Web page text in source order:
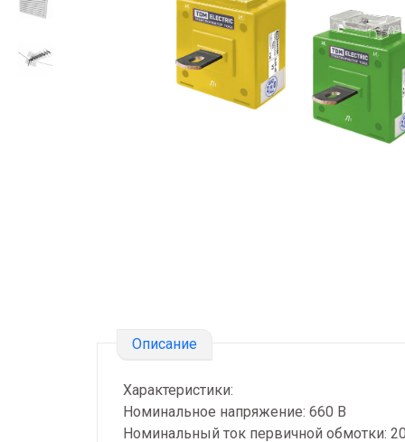
Описание
Характеристики:
Номинальное напряжение: 660 В
Номинальный ток первичной обмотки: